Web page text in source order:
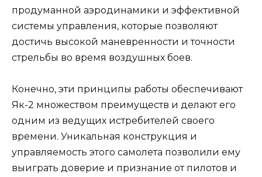
продуманной аэродинамики и эффективной
системы управления, которые позволяют
достичь высокой маневренности и точности
стрельбы во время воздушных боев.
Конечно, эти принципы работы обеспечивают
Як-2 множеством преимуществ и делают его
одним из ведущих истребителей своего
времени. Уникальная конструкция и
управляемость этого самолета позволили ему
выиграть доверие и признание от пилотов и